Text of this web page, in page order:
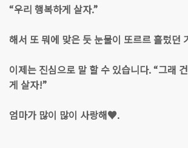
“우리 행복하게 살자.”
해서 또 뭐에 맞은 듯 눈물이 또르르 흘렀던
이제는 진심으로 말 할 수 있습니다. “그래
게 살자!”
엄마가 많이 많이 사랑해♥.